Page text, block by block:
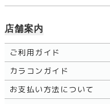
店舗案内
ご利用ガイド
カラコンガイド
お支払い方法について